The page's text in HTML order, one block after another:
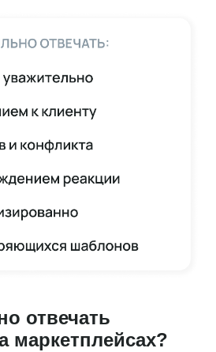
отвечать
маркетплейсах?